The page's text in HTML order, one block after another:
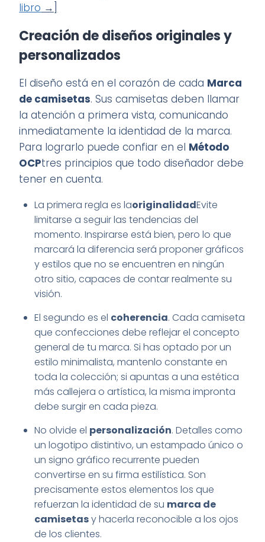
libro →]
Creación de diseños originales y
personalizados
El diseño está en el corazón de cada Marca
de camisetas. Sus camisetas deben llamar
la atención a primera vista, comunicando
inmediatamente la identidad de la marca.
Para lograrlo puede confiar en el Método
OCPtres principios que todo diseñador debe
tener en cuenta.
La primera regla es laoriginalidadEvite
limitarse a seguir las tendencias del
momento. Inspirarse está bien, pero lo que
marcará la diferencia será proponer gráficos
y estilos que no se encuentren en ningún
otro sitio, capaces de contar realmente su
visión.
El segundo es el coherencia. Cada camiseta
que confecciones debe reflejar el concepto
general de tu marca. Si has optado por un
estilo minimalista, mantenlo constante en
toda la colección; si apuntas a una estética
más callejera o artística, la misma impronta
debe surgir en cada pieza.
No olvide el personalización. Detalles como
un logotipo distintivo, un estampado único o
un signo gráfico recurrente pueden
convertirse en su firma estilística. Son
precisamente estos elementos los que
refuerzan la identidad de su marca de
camisetasy hacerla reconocible a los ojos
de los clientes.